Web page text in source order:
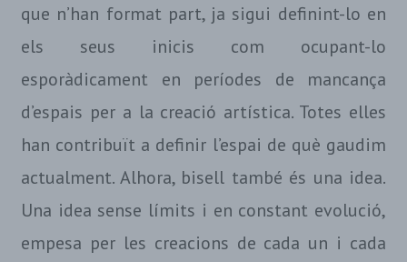
que n’han format part, ja sigui definint-lo en
els seus inicis com ocupant-lo
esporàdicament en períodes de mancança
d’espais per a la creació artística. Totes elles
han contribuït a definir l’espai de què gaudim
actualment. Alhora, bisell també és una idea.
Una idea sense límits i en constant evolució,
empesa per les creacions de cada un i cada